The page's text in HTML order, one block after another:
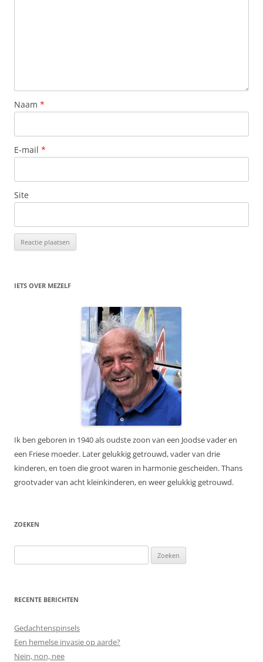
Naam *
E-mail *
Site
IETS OVER MEZELF
Ik ben geboren in 1940 als oudste zoon van een Joodse vader en
een Friese moeder. Later gelukkig getrouwd, vader van drie
kinderen, en toen die groot waren in harmonie gescheiden. Thans
grootvader van acht kleinkinderen, en weer gelukkig getrouwd.
ZOEKEN
naar:
RECENTE BERICHTEN
Gedachtenspinsels
Een hemelse invasie op aarde?
Nein, non, nee